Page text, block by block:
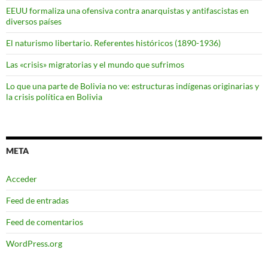
EEUU formaliza una ofensiva contra anarquistas y antifascistas en
diversos países
El naturismo libertario. Referentes históricos (1890-1936)
Las «crisis» migratorias y el mundo que sufrimos
Lo que una parte de Bolivia no ve: estructuras indígenas originarias y
la crisis política en Bolivia
META
Acceder
Feed de entradas
Feed de comentarios
WordPress.org